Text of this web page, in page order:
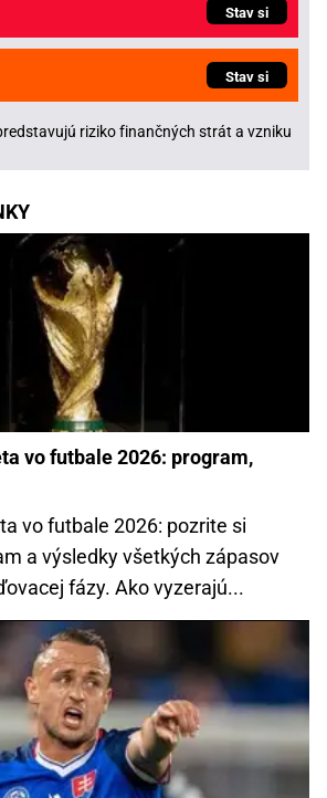
Stav si
Stav si
riziko finančných strát a vzniku
vo futbale 2026: program,
vo futbale 2026: pozrite si
a výsledky všetkých zápasov
fázy. Ako vyzerajú...